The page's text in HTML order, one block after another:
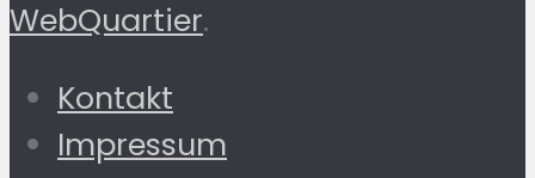
WebQuartier.
Kontakt
Impressum